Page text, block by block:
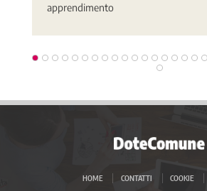
apprendimento
HOME CONTATTI COOKIE